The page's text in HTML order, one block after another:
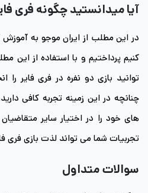
آیا میدانستید چگونه فری
در این مطلب از ایران موجو به آموزش
کنیم پرداختیم و با استفاده از این
توانید بازی دو نفره در فری فایر را
چنانچه در این زمینه تجربه کافی
های خود را در اختیار سایر
تجربیات شما می تواند لذت بازی فری
سوالات متداول